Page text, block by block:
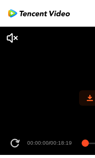
00:00:00/00:18:19